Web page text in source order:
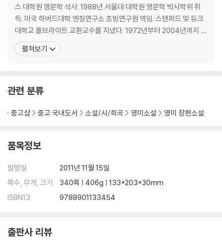
스 대학원 영문학 석사. 1988년 서울대 대학원 영문학 박사학위 취
득. 미국 하버드대학 옌칭연구소 초빙연구원 역임. 스탠퍼드 및 듀크
대학교 플브라이트 교환교수를 지냈다. 1972년부터 2004년까지 서
강대학교 영문과 교수 및 문과대학장을 지냈으며, 현재 서강대 명예
교수로 있다. 1976년 『문학사상』에 평론 등단, 서울시문화상 문학부
펼쳐보기
관련 분류
중고샵 중고 국내도서 소설/시/희곡 영미소설 영미 장편소설
품목정보
발행일
2011년 11월 15일
쪽수, 무게, 크기
340쪽 | 406g | 133*203*30mm
ISBN13
9788901133454
출판사 리뷰